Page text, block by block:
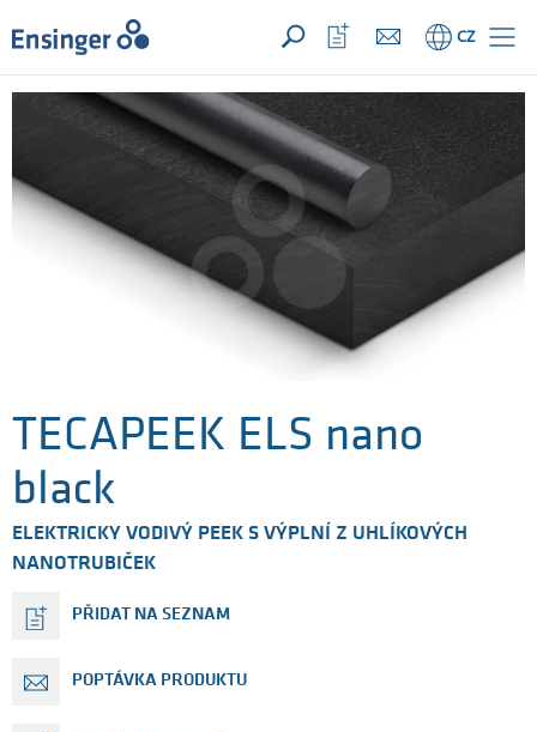
VAŠE POPTÁVKA ({{productCount}} Produkty)OTEVŘÍT
Domů CZ
Otevřít
seznam
oblíbených
TECAPEEK ELS nano
black
ELEKTRICKY VODIVÝ PEEK S VÝPLNÍ Z UHLÍKOVÝCH
NANOTRUBIČEK
PŘIDAT NA SEZNAM
POPTÁVKA PRODUKTU